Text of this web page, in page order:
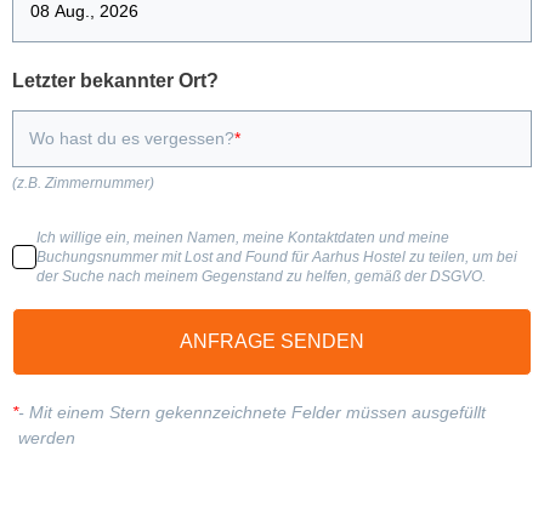
Letzter bekannter Ort?
Wo hast du es vergessen?
(z.B. Zimmernummer)
Ich willige ein, meinen Namen, meine Kontaktdaten und meine
Buchungsnummer mit Lost and Found für Aarhus Hostel zu teilen, um bei
der Suche nach meinem Gegenstand zu helfen, gemäß der DSGVO.
ANFRAGE SENDEN
*- Mit einem Stern gekennzeichnete Felder müssen ausgefüllt
werden